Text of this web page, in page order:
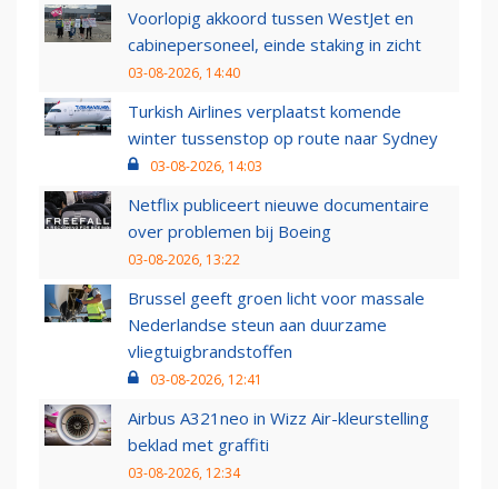
Voorlopig akkoord tussen WestJet en
cabinepersoneel, einde staking in zicht
03-08-2026, 14:40
Turkish Airlines verplaatst komende
winter tussenstop op route naar Sydney
03-08-2026, 14:03
Netflix publiceert nieuwe documentaire
over problemen bij Boeing
03-08-2026, 13:22
Brussel geeft groen licht voor massale
Nederlandse steun aan duurzame
vliegtuigbrandstoffen
03-08-2026, 12:41
Airbus A321neo in Wizz Air-kleurstelling
beklad met graffiti
03-08-2026, 12:34